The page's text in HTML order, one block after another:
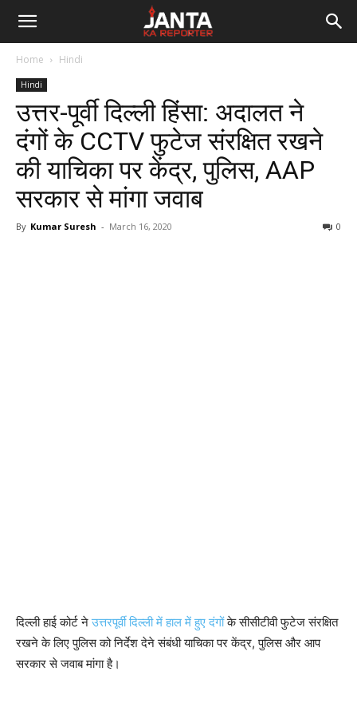
Janta
Reporter
Home Hindi
Hindi
उत्तर-पूर्वी दिल्ली हिंसा: अदालत ने
दंगों के CCTV फुटेज संरक्षित रखने
की याचिका पर केंद्र, पुलिस, AAP
सरकार से मांगा जवाब
By Kumar Suresh - March 16, 2020 0
दिल्ली हाई कोर्ट नेउत्तरपूर्वी दिल्ली में हाल में हुए दंगोंके सीसीटीवी फुटेज संरक्षित
रखने के लिए पुलिस को निर्देश देने संबंधी याचिका पर केंद्र, पुलिस और आप
सरकार से जवाब मांगा है।